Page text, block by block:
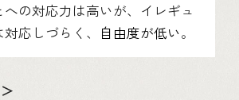
の対応力は高いが、イレギュ
応しづらく、
自由度が低い。